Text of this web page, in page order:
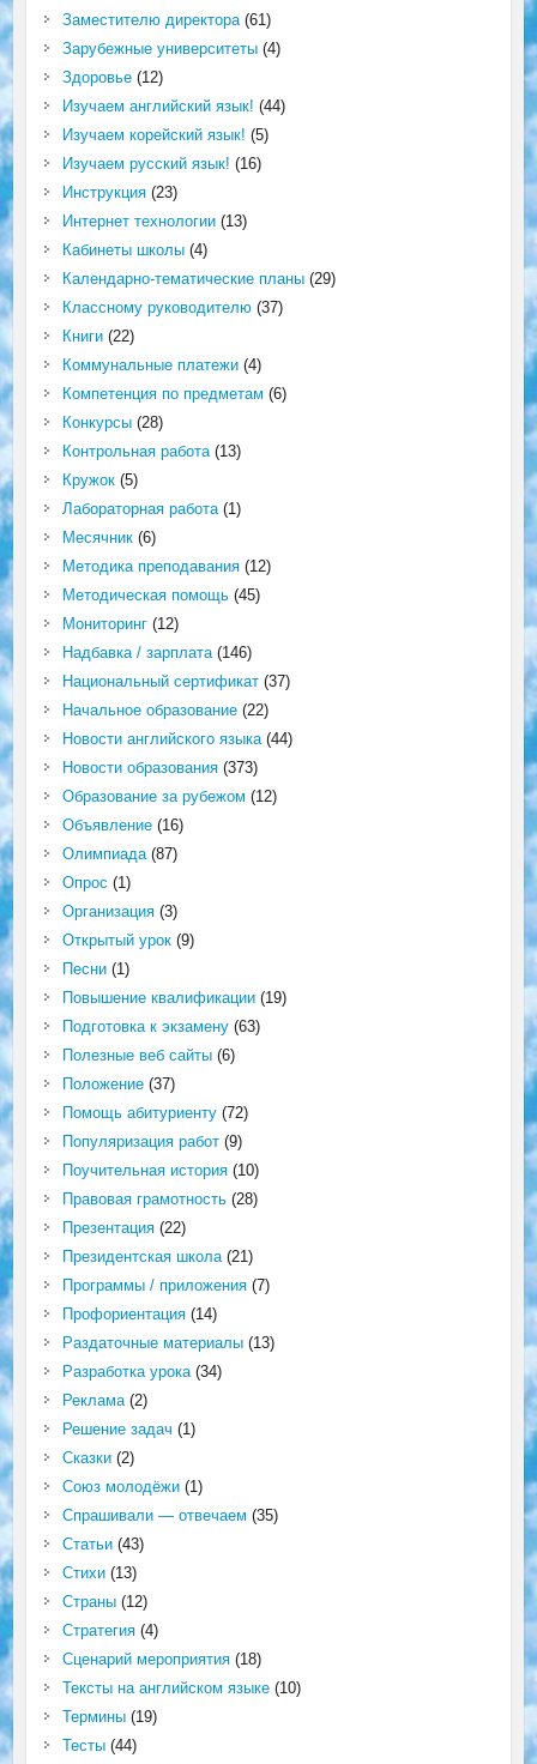
Заместителю директора(61)
Зарубежные университеты(4)
Здоровье(12)
Изучаем английский язык! (44)
Изучаем корейский язык! (5)
Изучаем русский язык! (16)
Инструкция(23)
Интернет технологии(13)
Кабинеты школы(4)
Календарно-тематические планы(29)
Классному руководителю(37)
Книги(22)
Коммунальные платежи(4)
Компетенция по предметам (6)
Конкурсы(28)
Контрольная работа(13)
Кружок(5)
Лабораторная работа(1)
Месячник(6)
Методика преподавания(12)
Методическая помощь(45)
Мониторинг(12)
Надбавка / зарплата(146)
Национальный сертификат(37)
Начальное образование(22)
Новости английского языка(44)
Новости образования(373)
Образование за рубежом (12)
Объявление(16)
Олимпиада(87)
Опрос (1)
Организация(3)
Открытый урок(9)
Песни(1)
Повышение квалификации(19)
Подготовка к экзамену(63)
Полезные веб сайты(6)
Положение(37)
Помощь абитуриенту(72)
Популяризация работ(9)
Поучительная история(10)
Правовая грамотность(28)
Презентация(22)
Президентская школа(21)
Программы / приложения(7)
Профориентация(14)
Раздаточные материалы(13)
Разработка урока(34)
Реклама(2)
Решение задач (1)
Сказки(2)
Союз молодёжи(1)
Спрашивали — отвечаем (35)
Статьи(43)
Стихи(13)
Страны(12)
Стратегия(4)
Сценарий мероприятия(18)
Тексты на английском языке(10)
Термины(19)
Тесты(44)